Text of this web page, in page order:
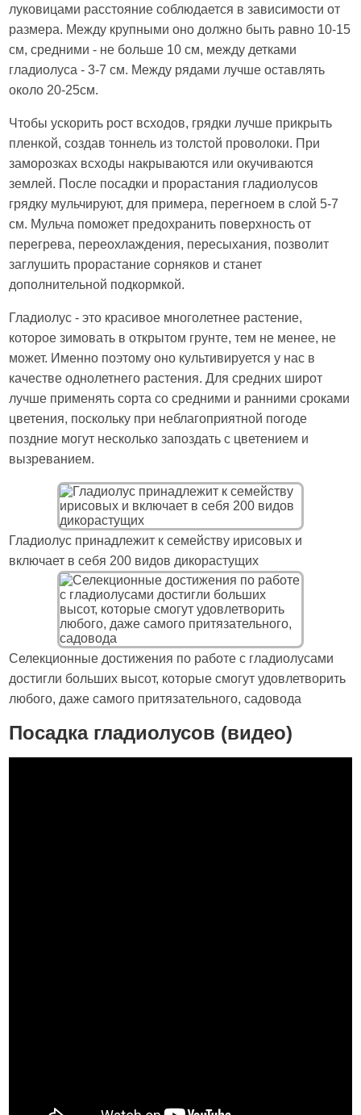
луковицами расстояние соблюдается в зависимости от
размера. Между крупными оно должно быть равно 10-15
см, средними - не больше 10 см, между детками
гладиолуса - 3-7 см. Между рядами лучше оставлять
около 20-25см.
Чтобы ускорить рост всходов, грядки лучше прикрыть
пленкой, создав тоннель из толстой проволоки. При
заморозках всходы накрываются или окучиваются
землей. После посадки и прорастания гладиолусов
грядку мульчируют, для примера, перегноем в слой 5-7
см. Мульча поможет предохранить поверхность от
перегрева, переохлаждения, пересыхания, позволит
заглушить прорастание сорняков и станет
дополнительной подкормкой.
Гладиолус - это красивое многолетнее растение,
которое зимовать в открытом грунте, тем не менее, не
может. Именно поэтому оно культивируется у нас в
качестве однолетнего растения. Для средних широт
лучше применять сорта со средними и ранними сроками
цветения, поскольку при неблагоприятной погоде
поздние могут несколько запоздать с цветением и
вызреванием.
Гладиолус принадлежит к семейству ирисовых и
включает в себя 200 видов дикорастущих
Селекционные достижения по работе с гладиолусами
достигли больших высот, которые смогут удовлетворить
любого, даже самого притязательного, садовода
Посадка гладиолусов (видео)